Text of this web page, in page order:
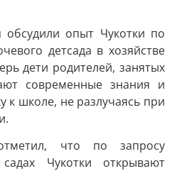
обсудили опыт Чукотки по
детсада в хозяйстве
дети родителей, занятых
современные знания и
к школе, не разлучаясь при
что по запросу
Чукотки открывают